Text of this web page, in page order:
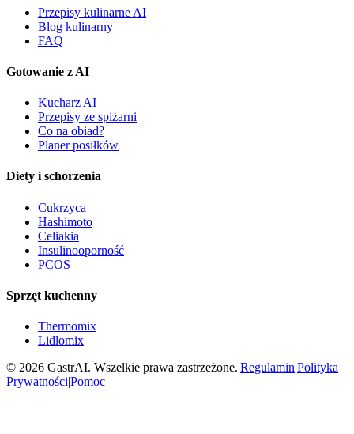
Przepisy kulinarne AI
Blog kulinarny
FAQ
Gotowanie z AI
Kucharz AI
Przepisy ze spiżarni
Co na obiad?
Planer posiłków
Diety i schorzenia
Cukrzyca
Hashimoto
Celiakia
Insulinooporność
PCOS
Sprzęt kuchenny
Thermomix
Lidlomix
© 2026 GastrAI. Wszelkie prawa zastrzeżone.|Regulamin|Polityka
Prywatności|Pomoc